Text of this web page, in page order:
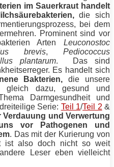
im Sauerkraut handelt
die sich
bei dem
Prominent sind vor
Arten Leuconostoc
brevis, Pediococcus
plantarum. Das sind
Es handelt sich
Bakterien, die unsere
gleich dazu, gesund und
Darmgesundheit und
Serie: Teil 1/Teil 2 &
und Verwertung
vor Pathogenen und
. Das mit der Kurierung von
ist also doch nicht so weit
Leser eben vielleicht